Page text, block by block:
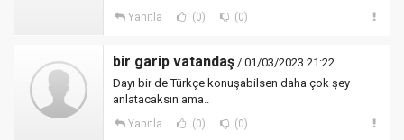
Yanıtla (0) (0)
bir garip vatandaş / 01/03/2023 21:22
Dayı bir de Türkçe konuşabilsen daha çok şey
anlatacaksın ama..
Yanıtla (0) (0)